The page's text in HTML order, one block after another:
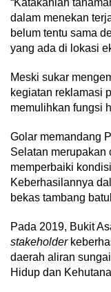
dalam menekan
belum tentu sama
yang ada di lokasi
Meski sukar
kegiatan reklamasi
memulihkan fungsi
Golar memandang
Selatan merupakan
memperbaiki
Keberhasilannya
bekas tambang
Pada 2019, Bukit
stakeholder
daerah aliran
Hidup dan